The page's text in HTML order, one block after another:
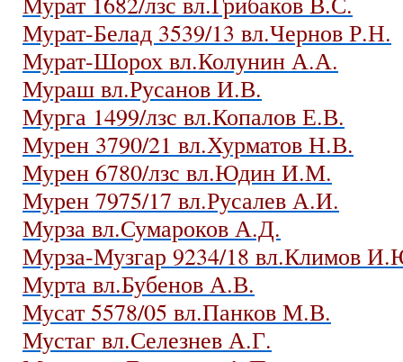
Мурат-Белад 3539/13 вл.Чернов Р.Н.
Мурат-Шорох вл.Колунин А.А.
Мураш вл.Русанов И.В.
Мурга 1499/лзс вл.Копалов Е.В.
Мурен 3790/21 вл.Хурматов Н.В.
Мурен 6780/лзс вл.Юдин И.М.
Мурен 7975/17 вл.Русалев А.И.
Мурза вл.Сумароков А.Д.
Мурза-Музгар 9234/18 вл.Климов
Мурта вл.Бубенов А.В.
Мусат 5578/05 вл.Панков М.В.
Мустаг вл.Селезнев А.Г.